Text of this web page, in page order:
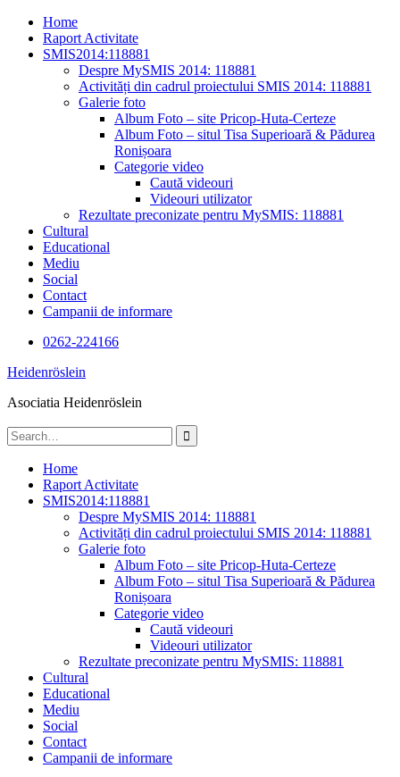
Skip
content
Home
Raport Activitate
SMIS2014:118881
Despre MySMIS 2014: 118881
Activități din cadrul proiectului SMIS 2014: 118881
Galerie foto
Album Foto – site Pricop-Huta-Certeze
Album Foto – situl Tisa Superioară & Pădurea
Ronișoara
Categorie video
Caută videouri
Videouri utilizator
Rezultate preconizate pentru MySMIS: 118881
Cultural
Educational
Mediu
Social
Contact
Campanii de informare
0262-224166
Heidenröslein
Asociatia Heidenröslein
Search
for:
Home
Raport Activitate
SMIS2014:118881
Despre MySMIS 2014: 118881
Activități din cadrul proiectului SMIS 2014: 118881
Galerie foto
Album Foto – site Pricop-Huta-Certeze
Album Foto – situl Tisa Superioară & Pădurea
Ronișoara
Categorie video
Caută videouri
Videouri utilizator
Rezultate preconizate pentru MySMIS: 118881
Cultural
Educational
Mediu
Social
Contact
Campanii de informare